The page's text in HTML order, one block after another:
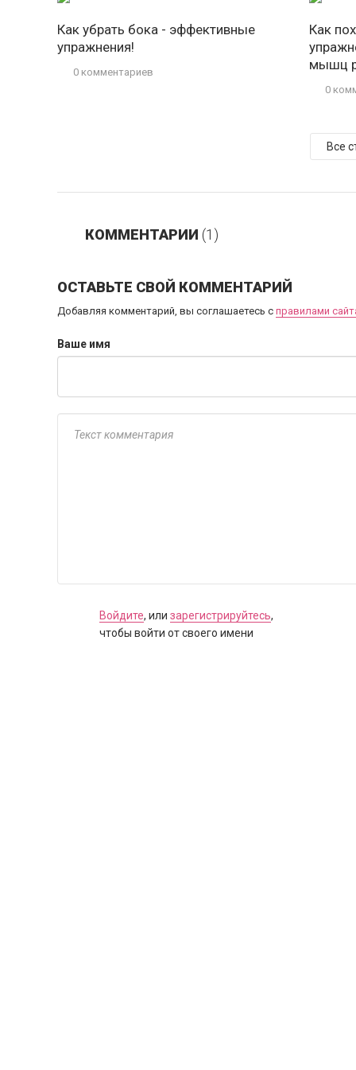
Как убрать бока - эффективные
упражнения!
0 комментариев
Как
мышц
0
Все
КОММЕНТАРИИ (1)
ОСТАВЬТЕ СВОЙ КОММЕНТАРИЙ
Добавляя комментарий, вы соглашаетесь с правилами
Ваше имя
Войдите, или зарегистрируйтесь,
чтобы войти от своего имени